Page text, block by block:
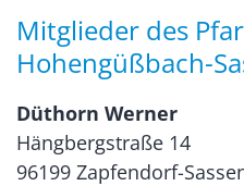
Mitglieder des
Hohengüßbach-
Düthorn Werner
Hängbergstraße 14
96199 Zapfendorf-